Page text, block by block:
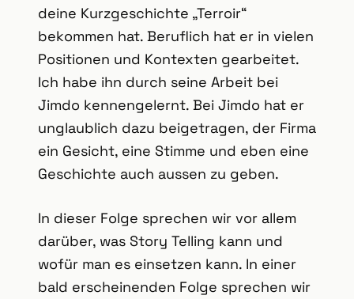
deine Kurzgeschichte „Terroir“
bekommen hat. Beruflich hat er in vielen
Positionen und Kontexten gearbeitet.
Ich habe ihn durch seine Arbeit bei
Jimdo kennengelernt. Bei Jimdo hat er
unglaublich dazu beigetragen, der Firma
ein Gesicht, eine Stimme und eben eine
Geschichte auch aussen zu geben.
In dieser Folge sprechen wir vor allem
darüber, was Story Telling kann und
wofür man es einsetzen kann. In einer
bald erscheinenden Folge sprechen wir